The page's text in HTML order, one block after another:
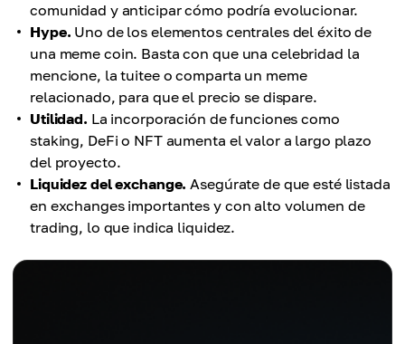
comunidad y anticipar cómo podría evolucionar.
Hype. Uno de los elementos centrales del éxito de
una meme coin. Basta con que una celebridad la
mencione, la tuitee o comparta un meme
relacionado, para que el precio se dispare.
Utilidad. La incorporación de funciones como
staking, DeFi o NFT aumenta el valor a largo plazo
del proyecto.
Liquidez del exchange. Asegúrate de que esté listada
en exchanges importantes y con alto volumen de
trading, lo que indica liquidez.